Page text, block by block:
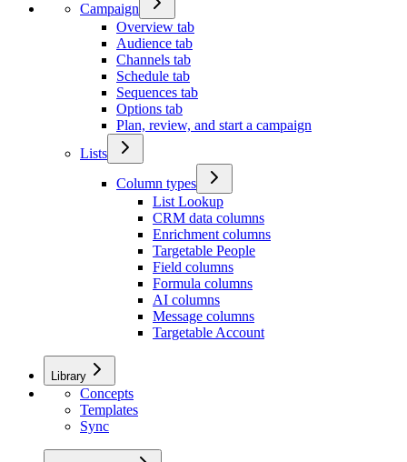
Campaign
Overview tab
Audience tab
Channels tab
Schedule tab
Sequences tab
Options tab
Plan, review, and start a campaign
Lists
Column types
List Lookup
CRM data columns
Enrichment columns
Targetable People
Field columns
Formula columns
AI columns
Message columns
Targetable Account
Library
Concepts
Templates
Sync